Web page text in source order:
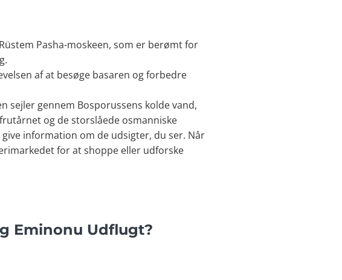
Pasha-moskeen, som er berømt for
af at besøge basaren og forbedre
sejler gennem Bosporussens kolde vand,
og de storslåede osmanniske
information om de udsigter, du ser. Når
for at shoppe eller udforske
Eminonu Udflugt?